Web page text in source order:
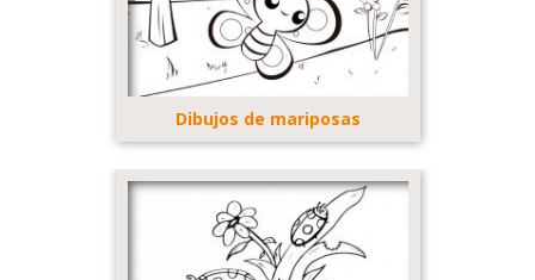
Dibujos de mariposas